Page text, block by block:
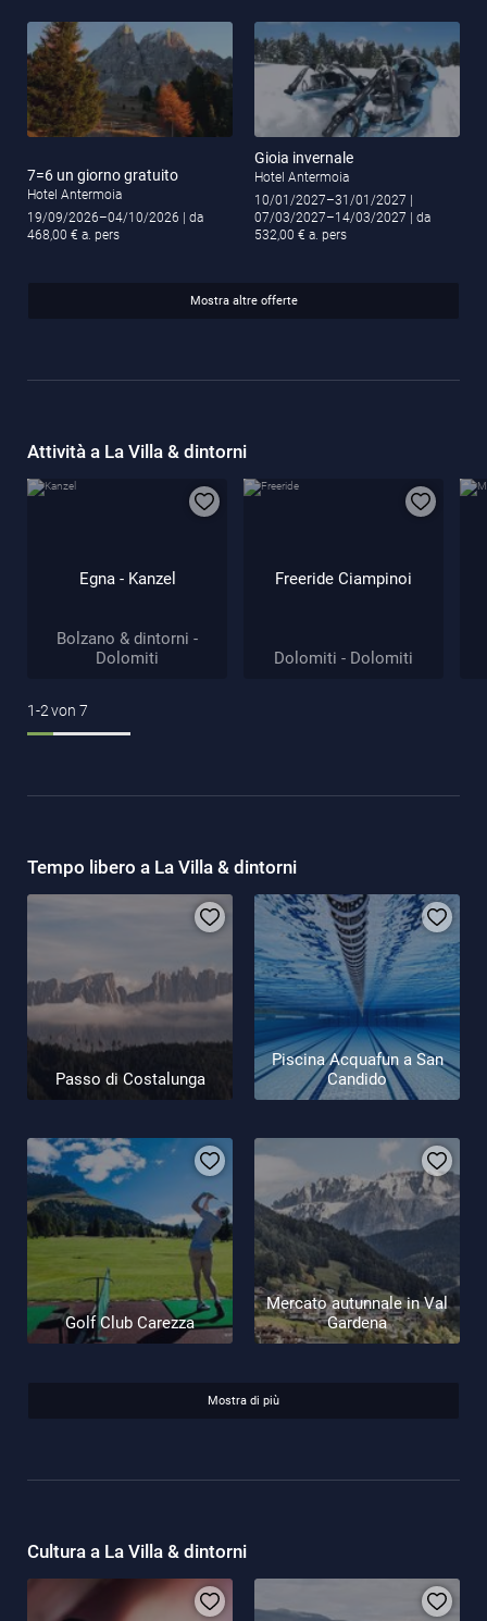
7=6 un giorno gratuito
Hotel Antermoia
19/09/2026–04/10/2026
| da
468,00 € a. pers
Gioia invernale
Hotel Antermoia
10/01/2027–31/01/2027
07/03/2027–14/03/2027
| da
532,00 € a. pers
Mostra altre offerte
Attività a La Villa & dintorni
Egna - Kanzel
Bolzano & dintorni -
Dolomiti
Freeride Ciampinoi
Dolomiti - Dolomiti
1-2von 7
Tempo libero a La Villa & dintorni
Passo di Costalunga
Piscina Acquafun a San
Candido
Golf Club Carezza
Mercato autunnale in Val
Gardena
Mostra di più
Cultura a La Villa & dintorni